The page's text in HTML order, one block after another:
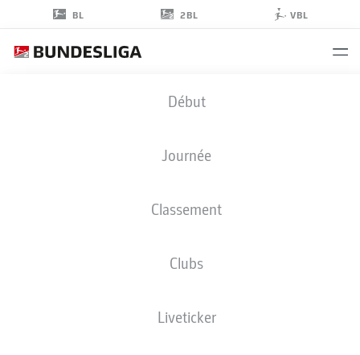
BL 2BL VBL
Début
Journée
Classement
Clubs
Liveticker